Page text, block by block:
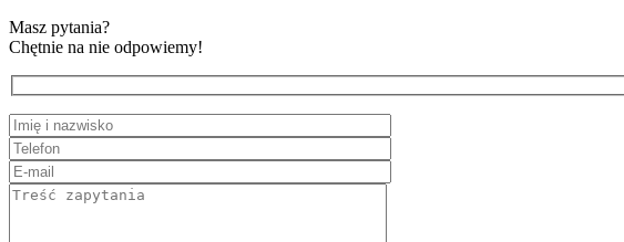
Masz pytania?
Chętnie na nie odpowiemy!